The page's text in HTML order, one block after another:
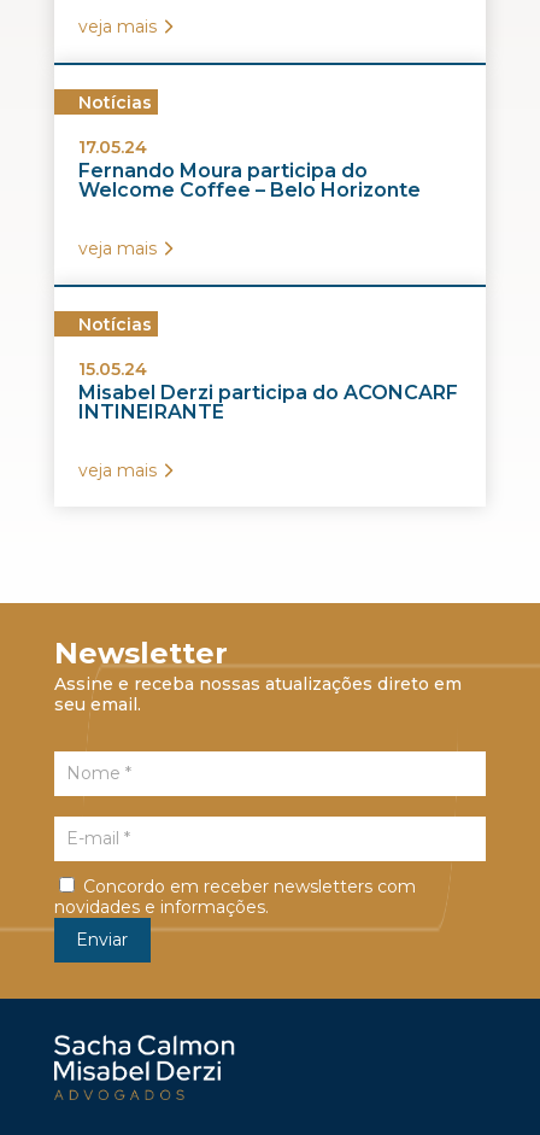
veja mais
Notícias
17.05.24
Fernando Moura participa do
Welcome Coffee – Belo Horizonte
veja mais
Notícias
15.05.24
Misabel Derzi participa do ACONCARF
INTINEIRANTE
veja mais
Newsletter
Assine e receba nossas atualizações direto em
seu email.
Concordo em receber newsletters com
novidades e informações.